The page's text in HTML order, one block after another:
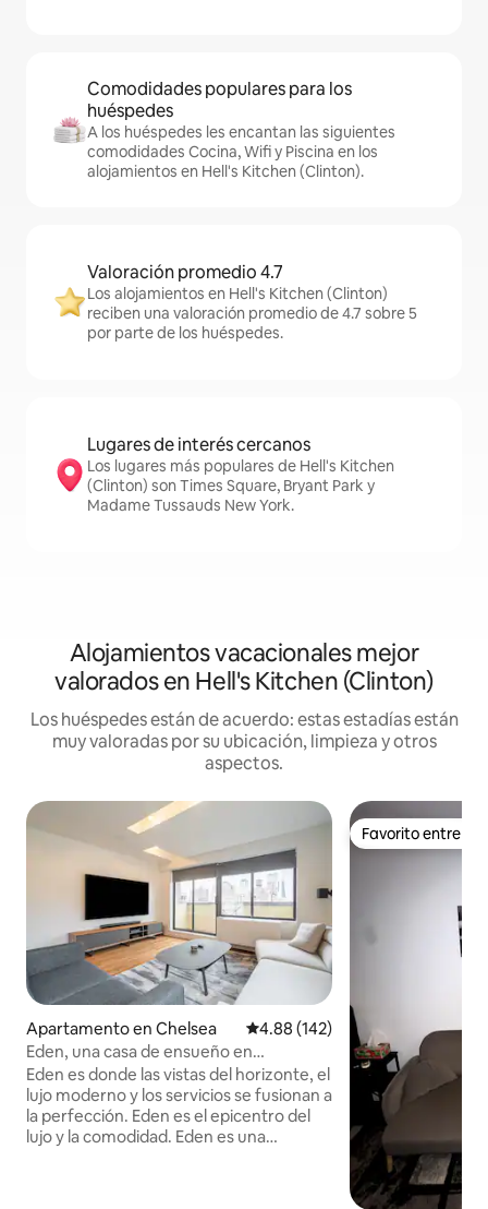
Comodidades populares para los
huéspedes
A los huéspedes les encantan las siguientes
comodidades Cocina, Wifi y Piscina en los
alojamientos en Hell's Kitchen (Clinton).
Valoración promedio 4.7
Los alojamientos en Hell's Kitchen (Clinton)
reciben una valoración promedio de 4.7 sobre 5
por parte de los huéspedes.
Lugares de interés cercanos
Los lugares más populares de Hell's Kitchen
(Clinton) son Times Square, Bryant Park y
Madame Tussauds New York.
Alojamientos vacacionales mejor
valorados en Hell's Kitchen (Clinton)
Los huéspedes están de acuerdo: estas estadías están
muy valoradas por su ubicación, limpieza y otros
aspectos.
Apartamento en Chelsea Calificación promedio: 4.88 de
4.88 (142)
Eden, una casa de ensueño en
Nueva York
Eden es donde las vistas del horizonte, el
lujo moderno y los servicios se fusionan a
la perfección. Eden es el epicentro del
lujo y la comodidad. Eden es una
Favorito entre
Favorito entre